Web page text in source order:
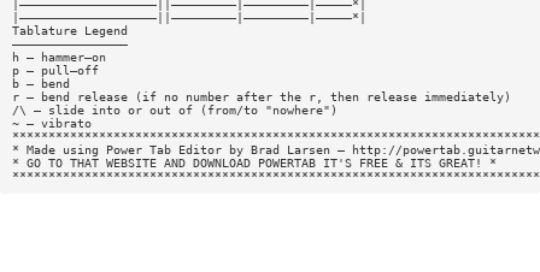
|———————————————————||—————————|—————————|—————*|
|———————————————————||—————————|—————————|—————*|
Tablature Legend
————————————————
h — hammer—on
p — pull—off
b — bend
r — bend release (if no number after the r, then release immediately)
/\ — slide into or out of (from/to "nowhere")
~ — vibrato
* Made using Power Tab Editor by Brad Larsen — http://
* GO TO THAT WEBSITE AND DOWNLOAD POWERTAB IT'S FREE & ITS GREAT! *